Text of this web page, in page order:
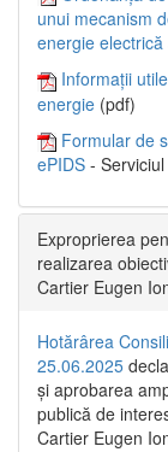
unui mecanism
energie
Informații
energie (pdf)
Formular de
ePIDS -
Exproprierea
realizarea
Cartier Eugen
Hotărârea
25.06.2025
și aprobarea
publică de
Cartier Eugen